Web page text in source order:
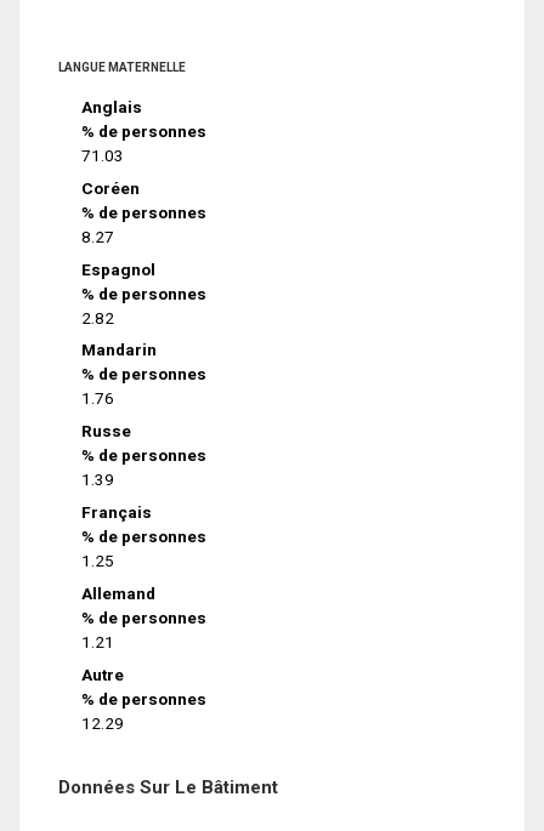
LANGUE MATERNELLE
Anglais
% de personnes
71.03
Coréen
% de personnes
8.27
Espagnol
% de personnes
2.82
Mandarin
% de personnes
1.76
Russe
% de personnes
1.39
Français
% de personnes
1.25
Allemand
% de personnes
1.21
Autre
% de personnes
12.29
Données Sur Le Bâtiment